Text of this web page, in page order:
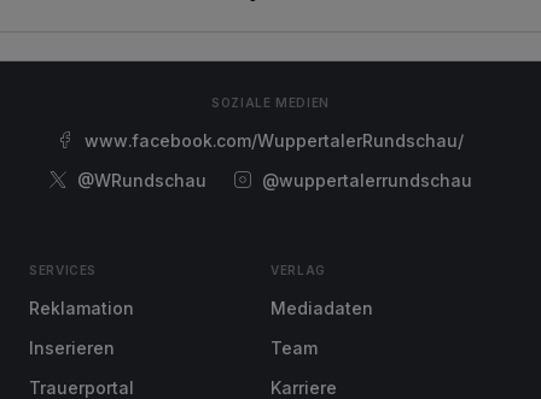
SOZIALE MEDIEN
www.facebook.com/WuppertalerRundschau/
@WRundschau
@wuppertalerrundschau
SERVICES
Reklamation
Inserieren
Trauerportal
VERLAG
Mediadaten
Team
Karriere